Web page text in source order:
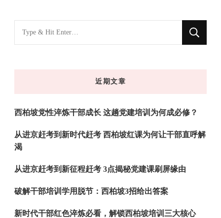
什
近期文章
西柏坡党性淬炼干部成长 这趟党建培训为何成必修？
从进京赶考到新时代赶考 西柏坡红课为何让干部直呼解
渴
从进京赶考到新征程赶考 3点揭秘党建课刷屏缘由
破解干部培训学用脱节：西柏坡3招给出答案
新时代干部红色淬炼必看，解锁西柏坡培训三大核心